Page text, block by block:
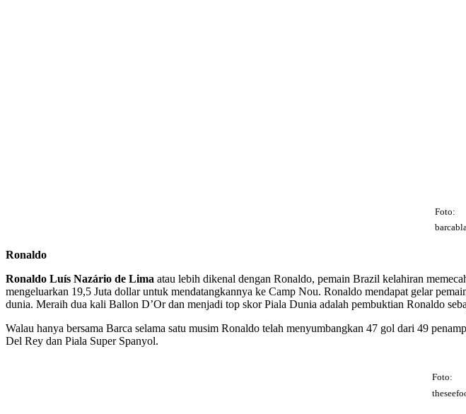
Foto:
Ronaldo
Ronaldo Luís Nazário de Lima atau lebih dikenal dengan Ronaldo, pemain Brazil kelahiran
mengeluarkan 19,5 Juta dollar untuk mendatangkannya ke Camp Nou. Ronaldo mendapat gelar
dunia. Meraih dua kali Ballon D’Or dan menjadi top skor Piala Dunia adalah pembuktian Ronaldo
Walau hanya bersama Barca selama satu musim Ronaldo telah menyumbangkan 47 gol dari 49
Del Rey dan Piala Super Spanyol.
Foto: